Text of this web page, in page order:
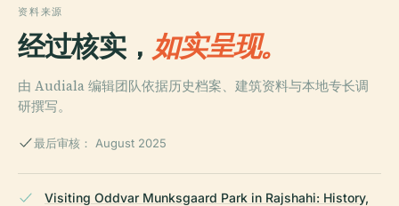
资料来源
经过核实， 如实呈现。
由 Audiala 编辑团队依据历史档案、建筑资料与本地专长调
研撰写。
最后审核： August 2025
Visiting Oddvar Munksgaard Park in Rajshahi: History,